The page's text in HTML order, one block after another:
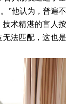
”他认为，普遍不
术精湛的盲人按
法匹配，这也是